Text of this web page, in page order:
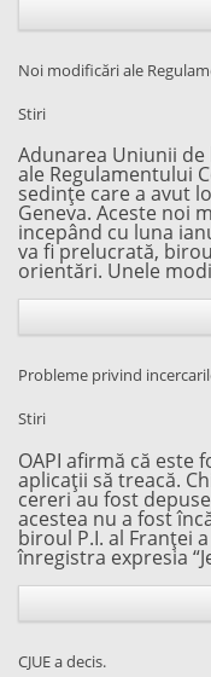
Noi modificări ale
Stiri
Adunarea Uniunii
ale Regulamentului
sedințe care a avut
Geneva. Aceste noi
incepând cu luna
va fi prelucrată,
orientări. Unele
Probleme privind
Stiri
OAPI afirmă că este
aplicații să treacă.
cereri au fost
acestea nu a fost
biroul P.I. al Franței
înregistra expresia
CJUE a decis.